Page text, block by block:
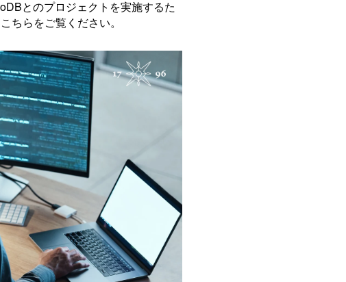
とのプロジェクトを実施するた
ちらをご覧ください。